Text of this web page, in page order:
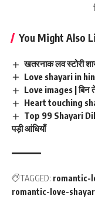
You Might Also
खतरनाक लव स्टोरी
Love shayari in
Love images | बिन
Heart touching
Top 99 Shayari
पड़ी आंधियाँ
TAGGED: romantic-
romantic-love-